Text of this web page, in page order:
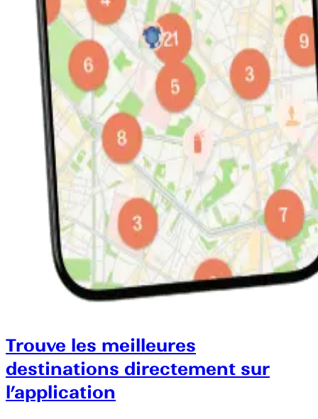
Trouve les meilleures
destinations directement sur
l’application